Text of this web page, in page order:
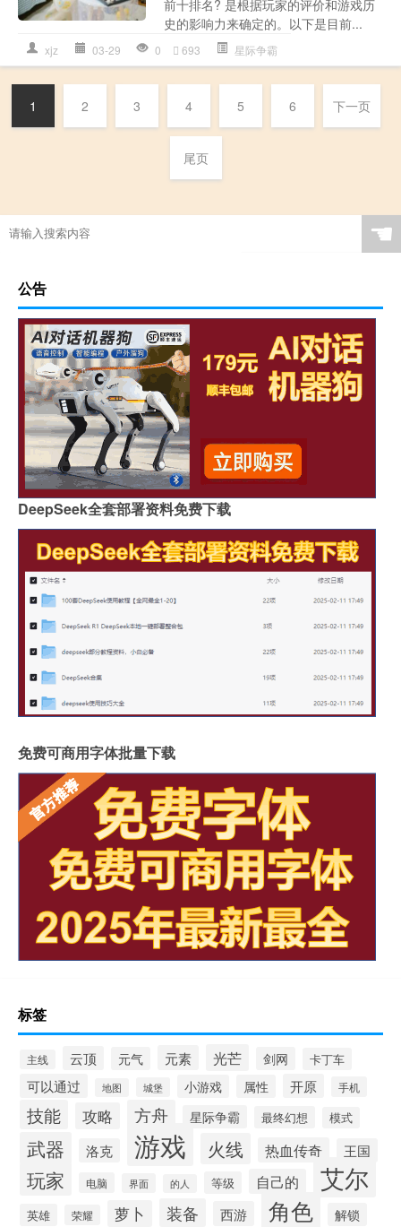
前十排名? 是根据玩家的评价和游戏历
史的影响力来确定的。以下是目前...
xjz 03-29 0 693 星际争霸
1 2 3 4 5 6 下一页
尾页
☚
公告
DeepSeek全套部署资料免费下载
免费可商用字体批量下载
标签
主线 云顶 元气 元素 光芒 剑网 卡丁车
可以通过 地图 城堡 小游戏 属性 开原 手机
技能 攻略 方舟 星际争霸 最终幻想 模式
武器 洛克 游戏 火线 热血传奇 王国
玩家 电脑 界面 的人 等级 自己的 艾尔
英雄 荣耀 萝卜 装备 西游 角色 解锁